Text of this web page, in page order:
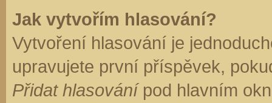
Jak vytvořím hlasování?
Vytvoření hlasování je
upravujete první příspěvek,
Přidat hlasovánípod hlavním